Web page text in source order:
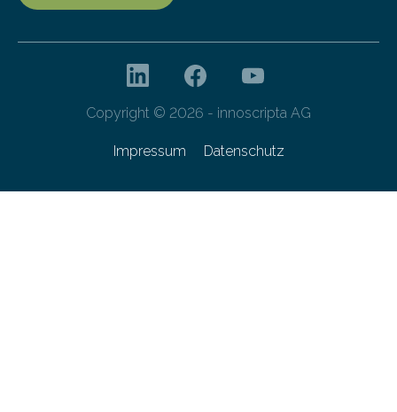
Copyright © 2026 - innoscripta AG
Impressum Datenschutz